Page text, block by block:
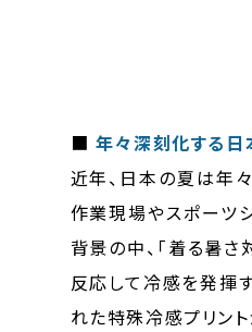
■ 年々深刻化する日
近年、日本の夏は年
作業現場やスポーツ
背景の中、「着る暑
反応して冷感を発揮
れた特殊冷感プリン